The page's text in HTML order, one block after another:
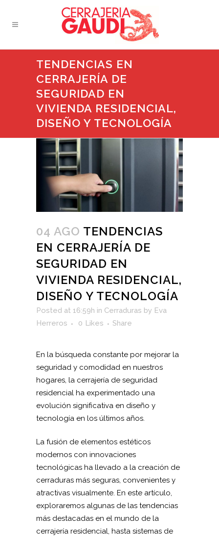
TENDENCIAS EN
CERRAJERÍA DE
SEGURIDAD EN
VIVIENDA RESIDENCIAL,
DISEÑO Y TECNOLOGÍA
04 AGO TENDENCIAS
EN CERRAJERÍA DE
SEGURIDAD EN
VIVIENDA RESIDENCIAL,
DISEÑO Y TECNOLOGÍA
Posted at 16:59h in Cerraduras by Eva
Herreros
0 Likes Share
En la búsqueda constante por mejorar la
seguridad y comodidad en nuestros
hogares, la cerrajería de seguridad
residencial ha experimentado una
evolución significativa en diseño y
tecnología en los últimos años.
La fusión de elementos estéticos
modernos con innovaciones
tecnológicas ha llevado a la creación de
cerraduras más seguras, convenientes y
atractivas visualmente. En este artículo,
exploraremos algunas de las tendencias
más destacadas en el mundo de la
cerrajería residencial, hasta sistemas de